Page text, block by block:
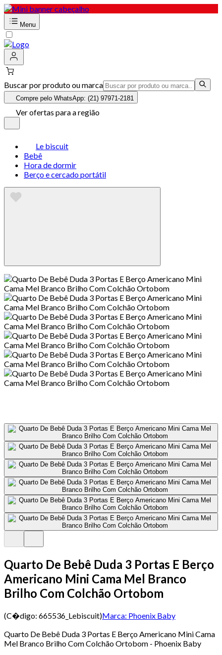
Menu
Buscar por produto ou marca
Compre pelo WhatsApp: (21) 97971-2181
Ver ofertas para a região
Le biscuit
Bebê
Hora de dormir
Berço e cercado portátil
Quarto De Bebê Duda 3 Portas E Berço
Americano Mini Cama Mel Branco
Brilho Com Colchão Ortobom
(C�digo: 665536_Lebiscuit)Marca: Phoenix Baby
Quarto De Bebê Duda 3 Portas E Berço Americano Mini Cama
Mel Branco Brilho Com Colchão Ortobom - Phoenix Baby